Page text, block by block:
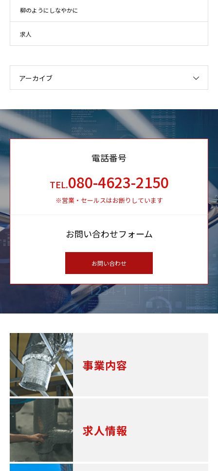
柳のようにしなやかに
求人
アーカイブ
電話番号
TEL.080-4623-2150
※営業・セールスはお断りしています
お問い合わせフォーム
お問い合わせ
事業内容
求人情報